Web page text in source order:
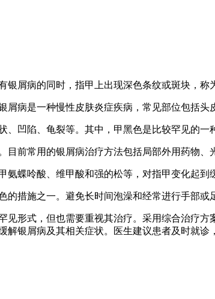
屑病的同时，指甲上出现深色条纹或斑块，称
病是一种慢性皮肤炎症疾病，常见部位包括头
凹陷、龟裂等。其中，甲黑色是比较罕见的一
前常用的银屑病治疗方法包括局部外用药物、
蝶呤酸、维甲酸和强的松等，对指甲变化起到
措施之一。避免长时间泡澡和经常进行手部或
见形式，但也需要重视其治疗。采用综合治疗方
银屑病及其相关症状。医生建议患者及时就诊